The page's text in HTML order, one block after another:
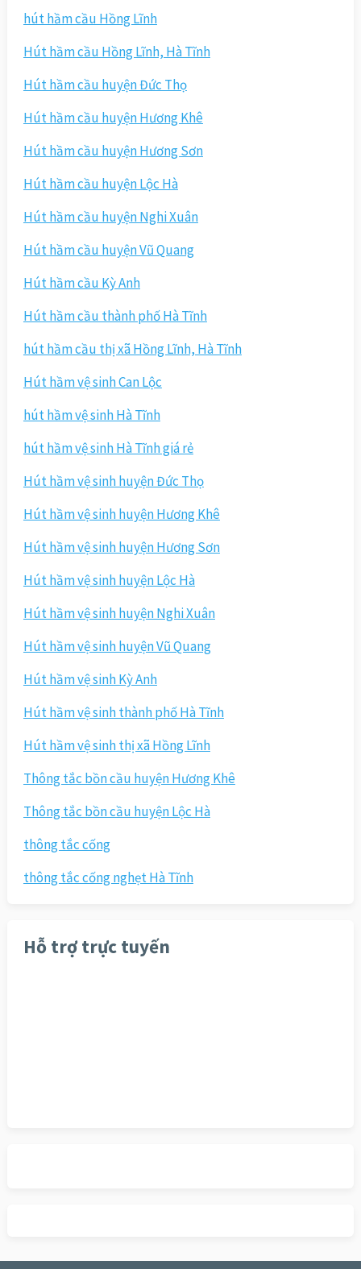
hút hầm cầu Hồng Lĩnh
Hút hầm cầu Hồng Lĩnh, Hà Tĩnh
Hút hầm cầu huyện Đức Thọ
Hút hầm cầu huyện Hương Khê
Hút hầm cầu huyện Hương Sơn
Hút hầm cầu huyện Lộc Hà
Hút hầm cầu huyện Nghi Xuân
Hút hầm cầu huyện Vũ Quang
Hút hầm cầu Kỳ Anh
Hút hầm cầu thành phố Hà Tĩnh
hút hầm cầu thị xã Hồng Lĩnh, Hà Tĩnh
Hút hầm vệ sinh Can Lộc
hút hầm vệ sinh Hà Tĩnh
hút hầm vệ sinh Hà Tĩnh giá rẻ
Hút hầm vệ sinh huyện Đức Thọ
Hút hầm vệ sinh huyện Hương Khê
Hút hầm vệ sinh huyện Hương Sơn
Hút hầm vệ sinh huyện Lộc Hà
Hút hầm vệ sinh huyện Nghi Xuân
Hút hầm vệ sinh huyện Vũ Quang
Hút hầm vệ sinh Kỳ Anh
Hút hầm vệ sinh thành phố Hà Tĩnh
Hút hầm vệ sinh thị xã Hồng Lĩnh
Thông tắc bồn cầu huyện Hương Khê
Thông tắc bồn cầu huyện Lộc Hà
thông tắc cống
thông tắc cống nghẹt Hà Tĩnh
Hỗ trợ trực tuyến